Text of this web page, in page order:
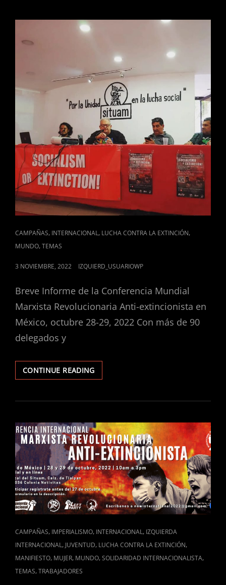
CAT
LINKS
CAMPAÑAS, INTERNACIONAL, LUCHA CONTRA LA EXTINCIÓN,
MUNDO,TEMAS
POSTED
3 NOVIEMBRE, 2022 IZQUIERD_USUARIOWP
Breve Informe de la Conferencia Mundial
Marxista Revolucionaria Anti-extincionista en
México, octubre 28-29, 2022 Con más de 90
delegados y
CONTINUE READINGUN
PASO
EN
LUCHA
CONTRA
LA
EXTINCIÓN
Y
LA
GUERRA
CAT
LINKS
CAMPAÑAS, IMPERIALISMO, INTERNACIONAL, IZQUIERDA
INTERNACIONAL, JUVENTUD, LUCHA CONTRA LA EXTINCIÓN,
MANIFIESTO, MUJER, MUNDO,SOLIDARIDAD INTERNACIONALISTA,
TEMAS,TRABAJADORES